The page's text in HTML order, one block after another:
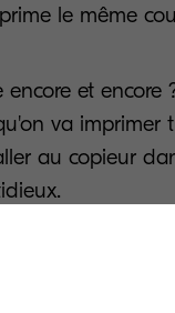
le même
et encore
va imprimer
au copieur
de l'option